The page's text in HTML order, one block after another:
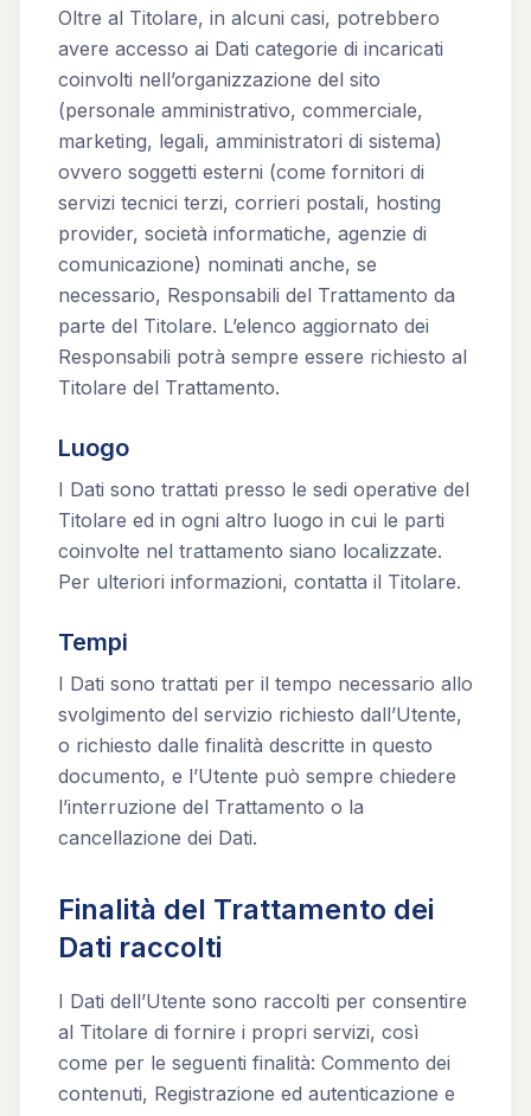
Oltre al Titolare, in alcuni casi, potrebbero
avere accesso ai Dati categorie di incaricati
coinvolti nell’organizzazione del sito
(personale amministrativo, commerciale,
marketing, legali, amministratori di sistema)
ovvero soggetti esterni (come fornitori di
servizi tecnici terzi, corrieri postali, hosting
provider, società informatiche, agenzie di
comunicazione) nominati anche, se
necessario, Responsabili del Trattamento da
parte del Titolare. L’elenco aggiornato dei
Responsabili potrà sempre essere richiesto al
Titolare del Trattamento.
Luogo
I Dati sono trattati presso le sedi operative del
Titolare ed in ogni altro luogo in cui le parti
coinvolte nel trattamento siano localizzate.
Per ulteriori informazioni, contatta il Titolare.
Tempi
I Dati sono trattati per il tempo necessario allo
svolgimento del servizio richiesto dall’Utente,
o richiesto dalle finalità descritte in questo
documento, e l’Utente può sempre chiedere
l’interruzione del Trattamento o la
cancellazione dei Dati.
Finalità del Trattamento dei
Dati raccolti
I Dati dell’Utente sono raccolti per consentire
al Titolare di fornire i propri servizi, così
come per le seguenti finalità: Commento dei
contenuti, Registrazione ed autenticazione e